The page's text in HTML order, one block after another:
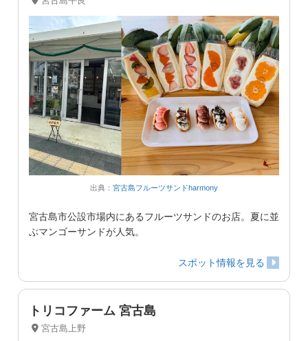
出典： 宮古島フルーツサンドharmony
宮古島市公設市場内にあるフルーツサンドのお店。夏に並
ぶマンゴーサンドが人気。
スポット情報を見る
トリコファーム 宮古島
宮古島上野